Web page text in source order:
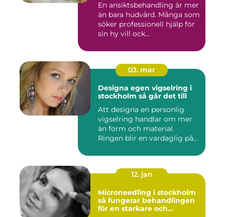
En ansiktsbehandling är mer
än bara hudvård. Många som
söker professionell hjälp för
sin hy vill ock...
03. mar
Designa egen vigselring i
stockholm så går det till
Att designa en personlig
vigselring handlar om mer
än form och material.
Ringen blir en vardaglig på...
12. jan
Microneedling i stockholm
så fungerar behandlingen
för en starkare och